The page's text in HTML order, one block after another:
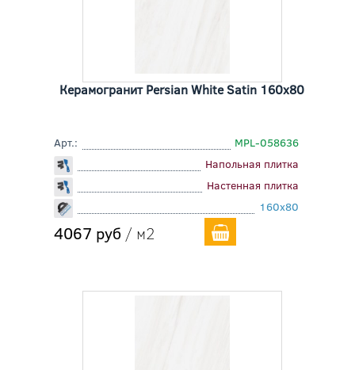
Керамогранит Persian White Satin 160x80
Арт.:
MPL-058636
Напольная плитка
Настенная плитка
160x80
4067 руб / м2